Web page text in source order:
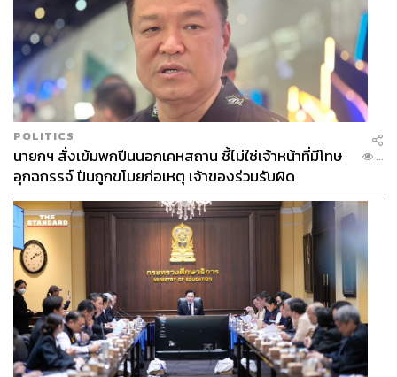
POLITICS
นายกฯ สั่งเข้มพกปืนนอกเคหสถาน ชี้ไม่ใช่เจ้าหน้าที่มีโทษ
อุกฉกรรจ์ ปืนถูกขโมยก่อเหตุ เจ้าของร่วมรับผิด
...